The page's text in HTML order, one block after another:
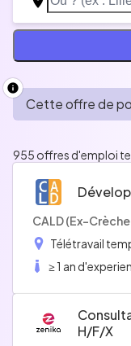
Développeur
955 offres d'emploi
CALD (Ex-
Télétravail
≥ 1 an
H/f/x
Cette offre de